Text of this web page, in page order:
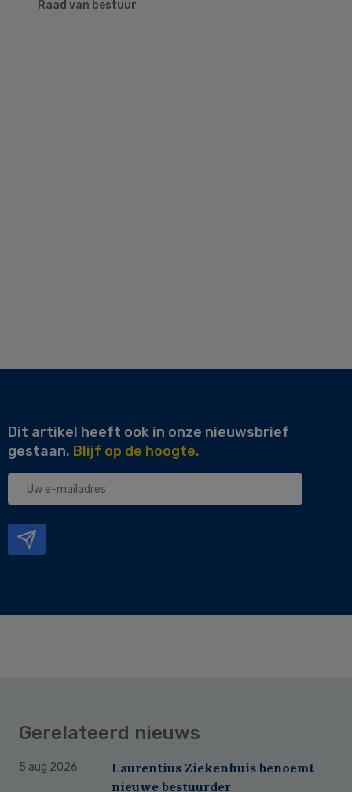
Raad van bestuur
Dit artikel heeft ook in onze nieuwsbrief
gestaan. Blijf op de hoogte.
Uw
Gerelateerd nieuws
5 aug 2026
Laurentius Ziekenhuis benoemt
nieuwe bestuurder